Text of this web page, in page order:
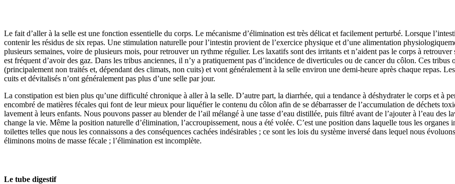
Le fait d’aller à la selle est une fonction essentielle du corps. Le mécanisme d’élimination est très délicat et facilement perturbé. Lorsque
contenir les résidus de six repas. Une stimulation naturelle pour l’intestin provient de l’exercice physique et d’une alimentation
plusieurs semaines, voire de plusieurs mois, pour retrouver un rythme régulier. Les laxatifs sont des irritants et n’aident pas le corps à
est fréquent d’avoir des gaz. Dans les tribus anciennes, il n’y a pratiquement pas d’incidence de diverticules ou de cancer du côlon. Ces
(principalement non traités et, dépendant des climats, non cuits) et vont généralement à la selle environ une demi-heure après chaque repas.
cuits et dévitalisés n’ont généralement pas plus d’une selle par jour.
La constipation est bien plus qu’une difficulté chronique à aller à la selle. D’autre part, la diarrhée, qui a tendance à déshydrater le corps et à
encombré de matières fécales qui font de leur mieux pour liquéfier le contenu du côlon afin de se débarrasser de l’accumulation de déchets
lavement à leurs enfants. Nous pouvons passer au blender de l’ail mélangé à une tasse d’eau distillée, puis filtré avant de l’ajouter à l’eau des
change la vie. Même la position naturelle d’élimination, l’accroupissement, nous a été volée. C’est une position dans laquelle tous les
toilettes telles que nous les connaissons a des conséquences cachées indésirables ; ce sont les lois du système inversé dans lequel nous
éliminons moins de masse fécale ; l’élimination est incomplète.
Le tube digestif